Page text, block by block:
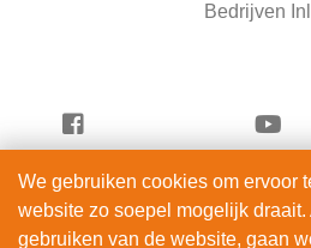
Bedrijven
Vandaag Beauty is
ServiceRight B.V. |
We gebruiken cookies om ervoor
website zo soepel mogelijk
gebruiken van de website, gaan